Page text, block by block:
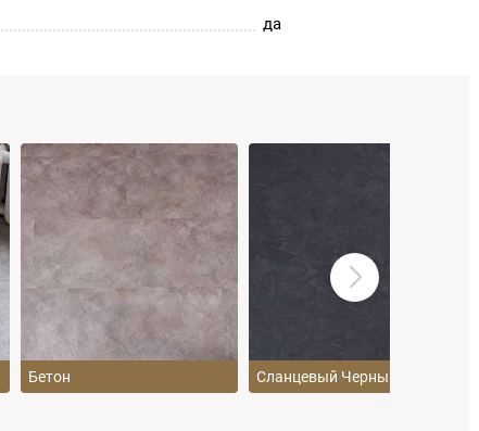
да
Бетон Сланцевый Черный